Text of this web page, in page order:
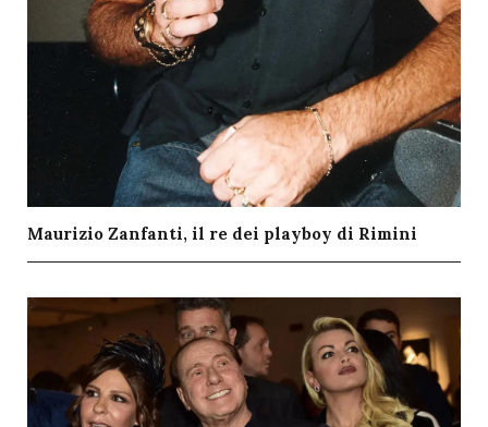
Maurizio Zanfanti, il re dei playboy di Rimini